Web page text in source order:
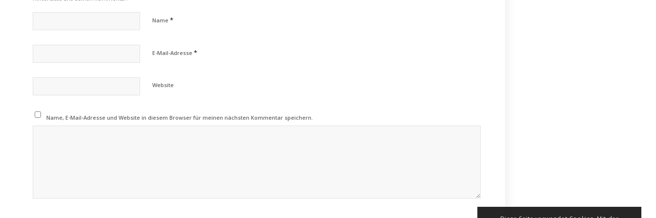
Name *
E-Mail-Adresse *
Website
Name, E-Mail-Adresse und Website in diesem Browser für meinen nächsten Kommentar speichern.